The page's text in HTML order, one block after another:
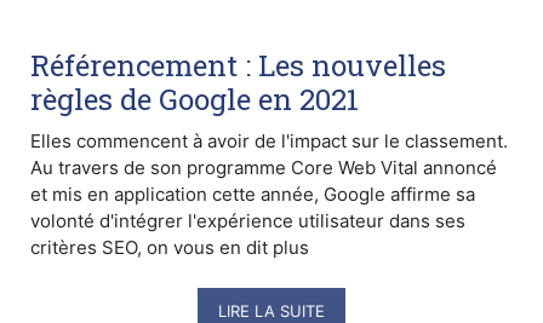
Référencement : Les nouvelles
règles de Google en 2021
Elles commencent à avoir de l'impact sur le classement.
Au travers de son programme Core Web Vital annoncé
et mis en application cette année, Google affirme sa
volonté d'intégrer l'expérience utilisateur dans ses
critères SEO, on vous en dit plus
LIRE LA SUITE